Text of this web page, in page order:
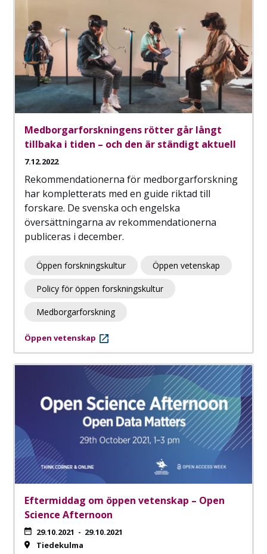
Medborgarforskningens rötter går långt
tillbaka i tiden – och den är ständigt aktuell
7.12.2022
Rekommendationerna för medborgarforskning
har kompletterats med en guide riktad till
forskare. De svenska och engelska
översättningarna av rekommendationerna
publiceras i december.
Öppen forskningskultur Öppen vetenskap
Policy för öppen forskningskultur
Medborgarforskning
Öppen vetenskap
Eftermiddag om öppen vetenskap – Open
Science Afternoon
29.10.2021 - 29.10.2021
Tiedekulma